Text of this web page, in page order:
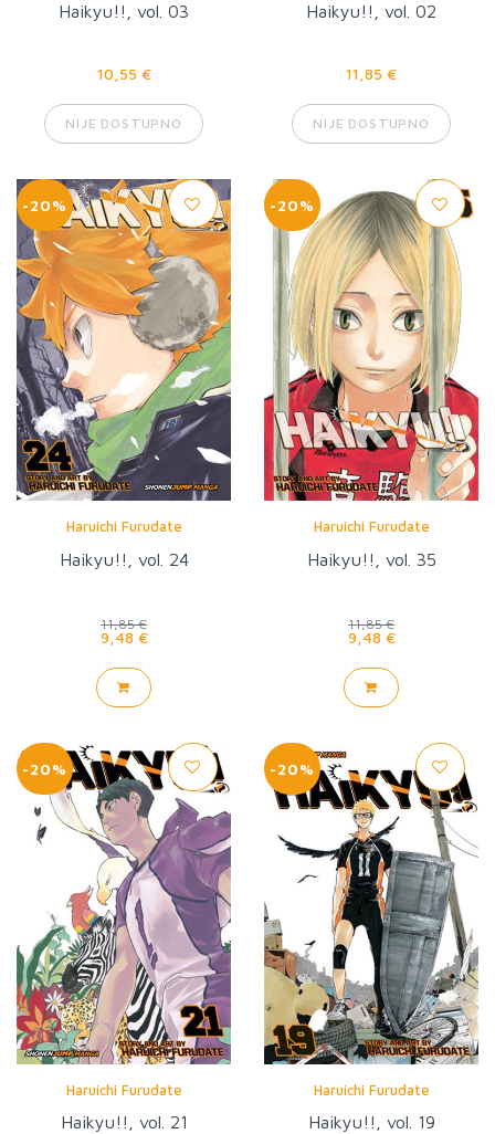
Haikyu!!, vol. 03
10,55 €
NIJE DOSTUPNO
Haikyu!!, vol. 02
11,85 €
NIJE DOSTUPNO
-20%
Haruichi Furudate
Haikyu!!, vol. 24
11,85 €
9,48 €
-20%
Haruichi Furudate
Haikyu!!, vol. 35
11,85 €
9,48 €
-20%
Haruichi Furudate
Haikyu!!, vol. 21
-20%
Haruichi Furudate
Haikyu!!, vol. 19